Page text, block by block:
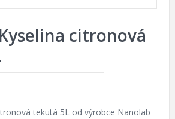
citronová
tekutá 5L od výrobce Nanolab